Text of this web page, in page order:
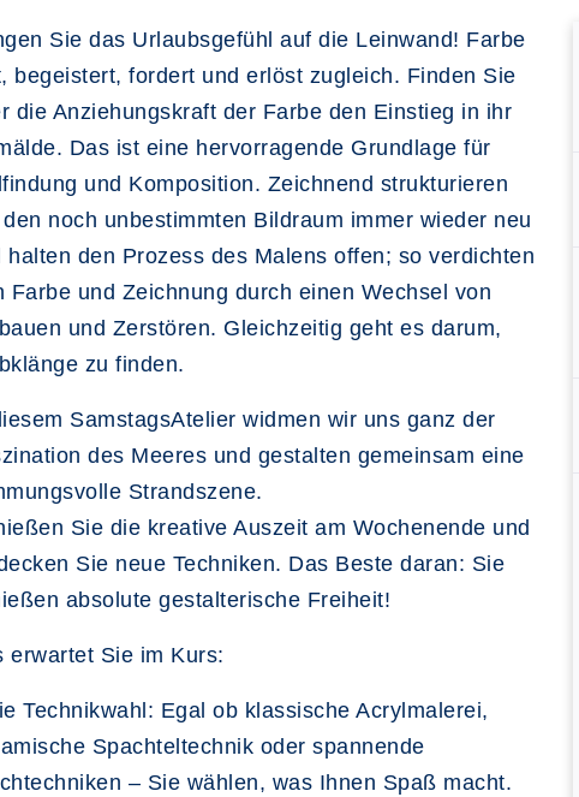
Sie das Urlaubsgefühl auf die Leinwand! Farbe
begeistert, fordert und erlöst zugleich. Finden Sie
die Anziehungskraft der Farbe den Einstieg in ihr
Das ist eine hervorragende Grundlage für
und Komposition. Zeichnend strukturieren
noch unbestimmten Bildraum immer wieder neu
halten den Prozess des Malens offen; so verdichten
Farbe und Zeichnung durch einen Wechsel von
und Zerstören. Gleichzeitig geht es darum,
zu finden.
SamstagsAtelier widmen wir uns ganz der
des Meeres und gestalten gemeinsam eine
Strandszene.
Sie die kreative Auszeit am Wochenende und
Sie neue Techniken. Das Beste daran: Sie
absolute gestalterische Freiheit!
erwartet Sie im Kurs:
Technikwahl: Egal ob klassische Acrylmalerei,
Spachteltechnik oder spannende
– Sie wählen, was Ihnen Spaß macht.